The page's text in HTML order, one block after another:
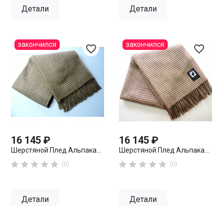
Детали Детали
favorite_border
16 145 ₽
Шерстяной Плед Альпака...
     (0)
Детали
закончился favorite_border
16 145 ₽
Шерстяной Плед Альпака...
     (0)
Детали
закончился